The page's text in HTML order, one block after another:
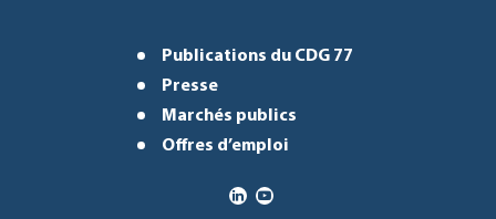
Publications du CDG 77
Presse
Marchés publics
Offres d’emploi